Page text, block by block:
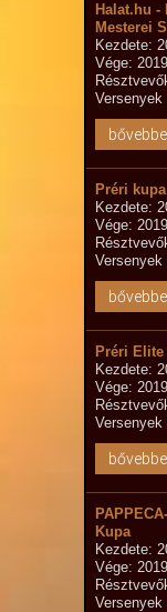
Halat.hu -
Mesterei
Kezdete:
Vége:
Préri kupa
Kezdete:
Vége:
Préri Elite
Kezdete:
Vége:
Kupa
Kezdete:
Vége: